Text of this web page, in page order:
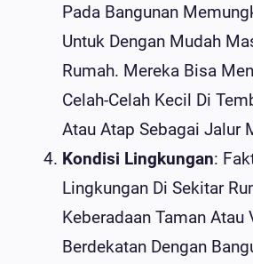
Pada Bangunan
Untuk Dengan Mudah
Rumah. Mereka Bisa
Celah-Celah Kecil Di
Atau Atap Sebagai Jalur
Kondisi Lingkungan:
Lingkungan Di Sekitar
Keberadaan Taman Atau
Berdekatan Dengan